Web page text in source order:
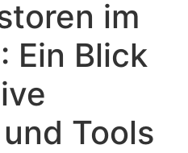
im
Ein Blick
Tools